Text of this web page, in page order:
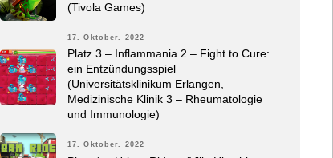
(Tivola Games)
17. Oktober. 2022
Platz 3 – Inflammania 2 – Fight to Cure:
ein Entzündungsspiel
(Universitätsklinikum Erlangen,
Medizinische Klinik 3 – Rheumatologie
und Immunologie)
17. Oktober. 2022